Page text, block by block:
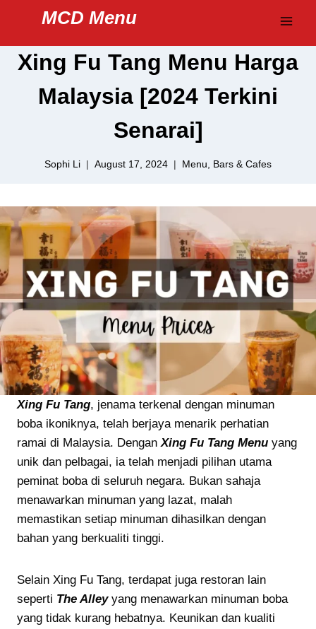
content
MCD Menu
Xing Fu Tang Menu Harga
Malaysia [2024 Terkini
Senarai]
Sophi Li August 17, 2024 Menu Bars & Cafes
Xing Fu Tang, jenama terkenal dengan minuman
boba ikoniknya, telah berjaya menarik perhatian
ramai di Malaysia. Dengan Xing Fu Tang Menu yang
unik dan pelbagai, ia telah menjadi pilihan utama
peminat boba di seluruh negara. Bukan sahaja
menawarkan minuman yang lazat, malah
memastikan setiap minuman dihasilkan dengan
bahan yang berkualiti tinggi.
Selain Xing Fu Tang, terdapat juga restoran lain
seperti The Alleyyang menawarkan minuman boba
yang tidak kurang hebatnya. Keunikan dan kualiti